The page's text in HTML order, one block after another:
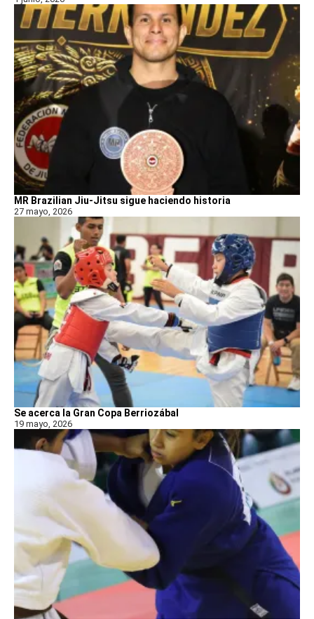
MR Brazilian Jiu-Jitsu sigue haciendo historia
27 mayo, 2026
Se acerca la Gran Copa Berriozábal
19 mayo, 2026